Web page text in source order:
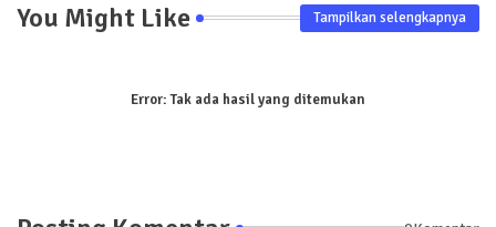
You Might Like Tampilkan selengkapnya
Error:Tak ada hasil yang ditemukan